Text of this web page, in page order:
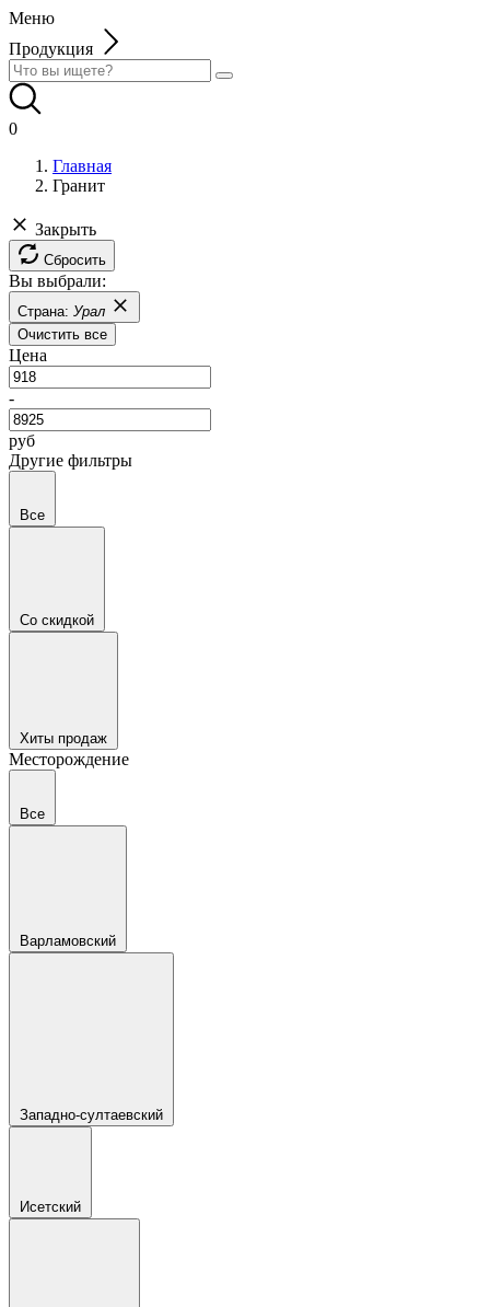
Меню
Продукция
0
Главная
Гранит
Закрыть
Сбросить
Вы выбрали:
Страна: Урал
Очистить все
Цена
-
руб
Другие фильтры
Все
Со скидкой
Хиты продаж
Месторождение
Все
Варламовский
Западно-султаевский
Исетский